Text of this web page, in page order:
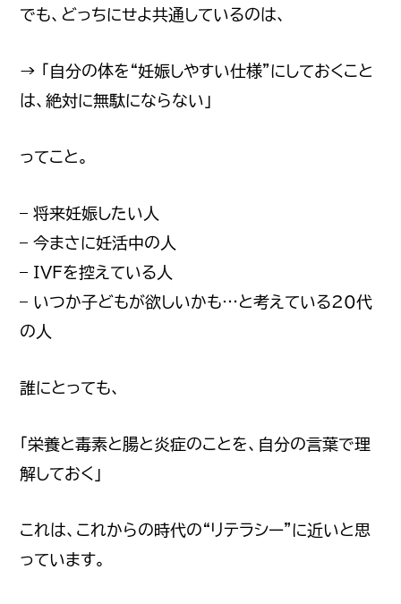
でも、どっちにせよ共通しているのは、
→ 「自分の体を“妊娠しやすい仕様”にしておくこと
は、絶対に無駄にならない」
ってこと。
– 将来妊娠したい人
– 今まさに妊活中の人
– IVFを控えている人
– いつか子どもが欲しいかも…と考えている20代
の人
誰にとっても、
「栄養と毒素と腸と炎症のことを、自分の言葉で理
解しておく」
これは、これからの時代の“リテラシー”に近いと思
っています。